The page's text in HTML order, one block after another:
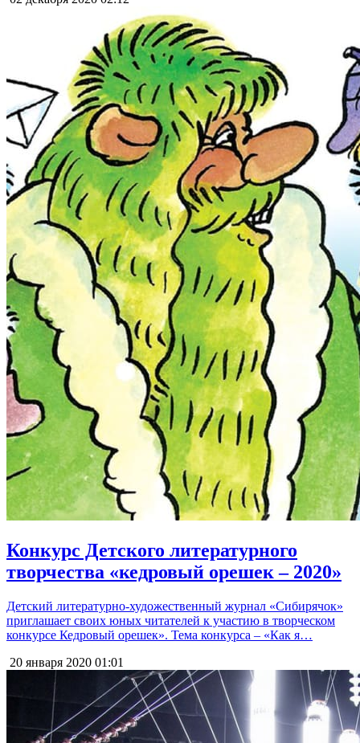
Конкурс Детского литературного
творчества «кедровый орешек – 2020»
Детский литературно-художественный журнал «Сибирячок»
приглашает своих юных читателей к участию в творческом
конкурсе Кедровый орешек». Тема конкурса – «Как я…
20 января 2020 01:01